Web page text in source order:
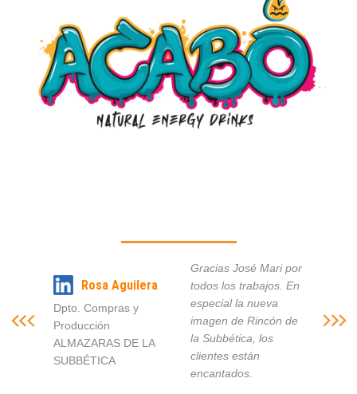
Rosa Aguilera
Dpto. Compras y
Producción
ALMAZARAS DE LA
SUBBÉTICA
Gracias José Mari por
todos los trabajos. En
especial la nueva
imagen de Rincón de
la Subbética, los
clientes están
encantados.